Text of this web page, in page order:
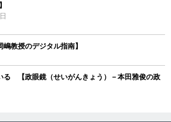
教授のデジタル指南】
る 【政眼鏡（せいがんきょう）－本田雅俊の政